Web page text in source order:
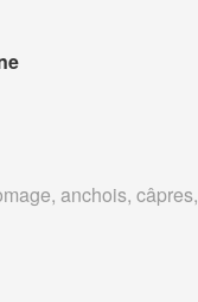
anchois,